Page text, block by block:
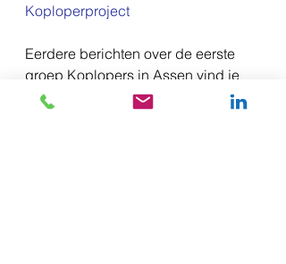
Koploperproject
Eerdere berichten over de eerste
groep Koplopers in Assen vind je
hier